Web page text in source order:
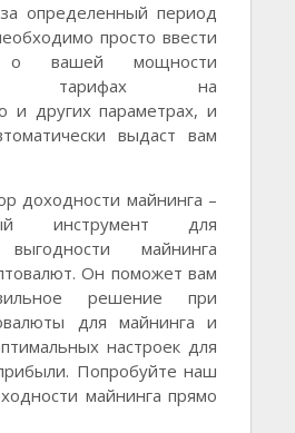
определенный период
просто ввести
о вашей мощности
тарифах на
и других параметрах, и
выдаст вам
доходности майнинга –
инструмент для
майнинга
Он поможет вам
решение при
для майнинга и
настроек для
Попробуйте наш
майнинга прямо